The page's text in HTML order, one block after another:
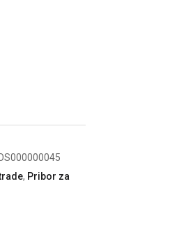
, Pribor za